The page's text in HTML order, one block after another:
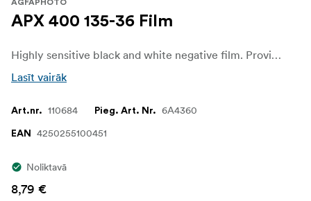
AGFAPHOTO
APX 400 135-36 Film
Highly sensitive black and white negative film. Provides 36 exposures.
Lasīt vairāk
Art.nr. 110684 Pieg. Art. Nr. 6A4360
EAN 4250255100451
Noliktavā
8,79 €